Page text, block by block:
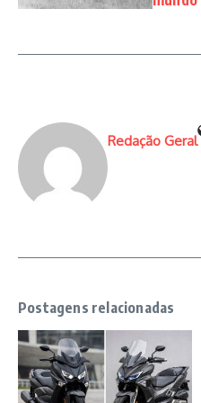
Redação Geral
Postagens relacionadas